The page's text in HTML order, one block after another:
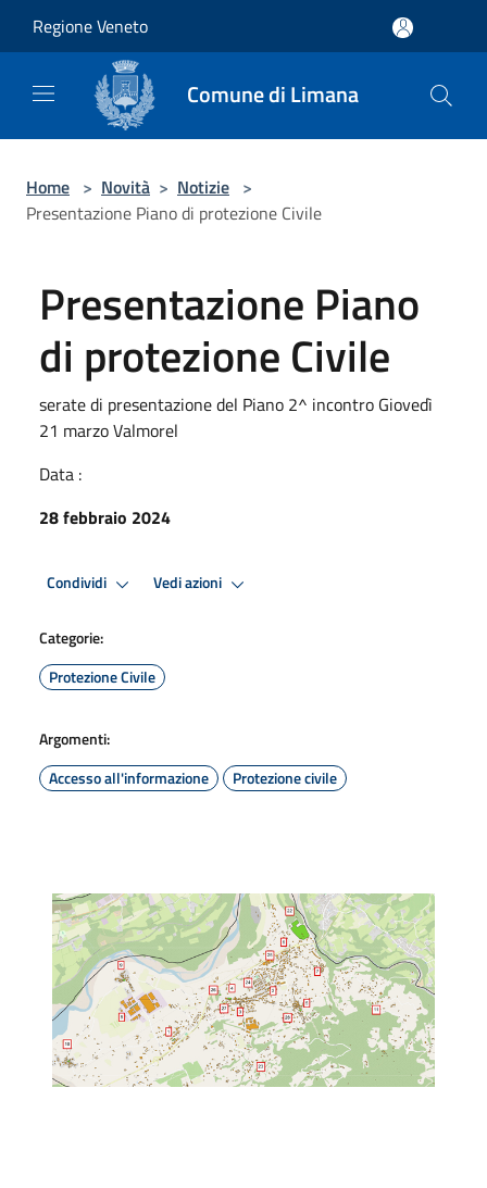
Regione Veneto
Comune di Limana
Home > Novità > Notizie >
Presentazione Piano di protezione Civile
Presentazione Piano
di protezione Civile
serate di presentazione del Piano 2^ incontro Giovedì
21 marzo Valmorel
Data :
28 febbraio 2024
Condividi Vedi azioni
Categorie:
Protezione Civile
Argomenti:
Accesso all'informazione
Protezione civile